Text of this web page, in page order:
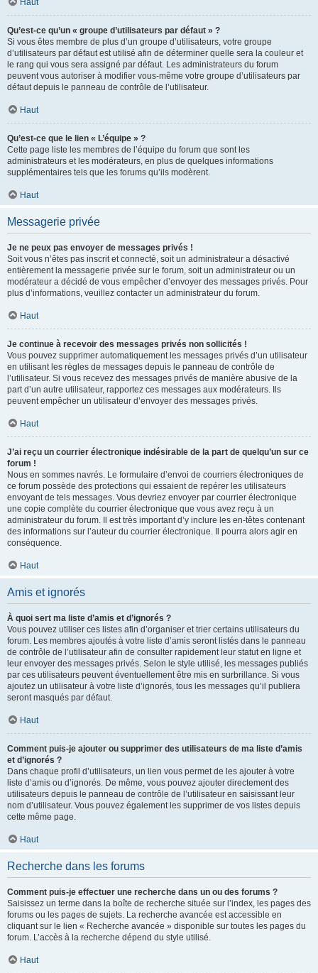
Haut
Qu’est-ce qu’un « groupe d’utilisateurs par défaut » ?
Si vous êtes membre de plus d’un groupe d’utilisateurs, votre groupe
d’utilisateurs par défaut est utilisé afin de déterminer quelle sera la couleur et
le rang qui vous sera assigné par défaut. Les administrateurs du forum
peuvent vous autoriser à modifier vous-même votre groupe d’utilisateurs par
défaut depuis le panneau de contrôle de l’utilisateur.
Haut
Qu’est-ce que le lien « L’équipe » ?
Cette page liste les membres de l’équipe du forum que sont les
administrateurs et les modérateurs, en plus de quelques informations
supplémentaires tels que les forums qu’ils modèrent.
Haut
Messagerie privée
Je ne peux pas envoyer de messages privés !
Soit vous n’êtes pas inscrit et connecté, soit un administrateur a désactivé
entièrement la messagerie privée sur le forum, soit un administrateur ou un
modérateur a décidé de vous empêcher d’envoyer des messages privés. Pour
plus d’informations, veuillez contacter un administrateur du forum.
Haut
Je continue à recevoir des messages privés non sollicités !
Vous pouvez supprimer automatiquement les messages privés d’un utilisateur
en utilisant les règles de messages depuis le panneau de contrôle de
l’utilisateur. Si vous recevez des messages privés de manière abusive de la
part d’un autre utilisateur, rapportez ces messages aux modérateurs. Ils
peuvent empêcher un utilisateur d’envoyer des messages privés.
Haut
J’ai reçu un courrier électronique indésirable de la part de quelqu’un sur ce
forum !
Nous en sommes navrés. Le formulaire d’envoi de courriers électroniques de
ce forum possède des protections qui essaient de repérer les utilisateurs
envoyant de tels messages. Vous devriez envoyer par courrier électronique
une copie complète du courrier électronique que vous avez reçu à un
administrateur du forum. Il est très important d’y inclure les en-têtes contenant
des informations sur l’auteur du courrier électronique. Il pourra alors agir en
conséquence.
Haut
Amis et ignorés
À quoi sert ma liste d’amis et d’ignorés ?
Vous pouvez utiliser ces listes afin d’organiser et trier certains utilisateurs du
forum. Les membres ajoutés à votre liste d’amis seront listés dans le panneau
de contrôle de l’utilisateur afin de consulter rapidement leur statut en ligne et
leur envoyer des messages privés. Selon le style utilisé, les messages publiés
par ces utilisateurs peuvent éventuellement être mis en surbrillance. Si vous
ajoutez un utilisateur à votre liste d’ignorés, tous les messages qu’il publiera
seront masqués par défaut.
Haut
Comment puis-je ajouter ou supprimer des utilisateurs de ma liste d’amis
et d’ignorés ?
Dans chaque profil d’utilisateurs, un lien vous permet de les ajouter à votre
liste d’amis ou d’ignorés. De même, vous pouvez ajouter directement des
utilisateurs depuis le panneau de contrôle de l’utilisateur en saisissant leur
nom d’utilisateur. Vous pouvez également les supprimer de vos listes depuis
cette même page.
Haut
Recherche dans les forums
Comment puis-je effectuer une recherche dans un ou des forums ?
Saisissez un terme dans la boîte de recherche située sur l’index, les pages des
forums ou les pages de sujets. La recherche avancée est accessible en
cliquant sur le lien « Recherche avancée » disponible sur toutes les pages du
forum. L’accès à la recherche dépend du style utilisé.
Haut